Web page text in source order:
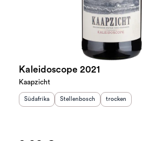
Kaleidoscope 2021
Kaapzicht
Herkunftsland:
Südafrika Herkunftsregion
Stellenbosch Geschmack
trocken